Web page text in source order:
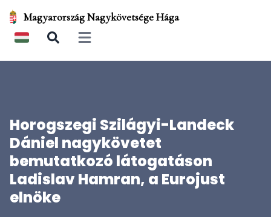
Magyarország Nagykövetsége Hága
Open main menu
Horogszegi Szilágyi-Landeck
Dániel nagykövetet
bemutatkozó látogatáson
Ladislav Hamran, a Eurojust
elnöke